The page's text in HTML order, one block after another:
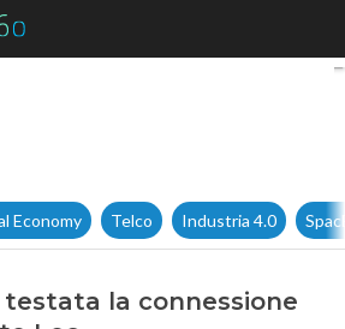
5G “spaziale”, testata la
Economy Telco Industria 4.0
testata la connessione